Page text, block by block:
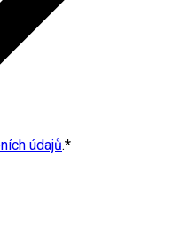
údajů.*